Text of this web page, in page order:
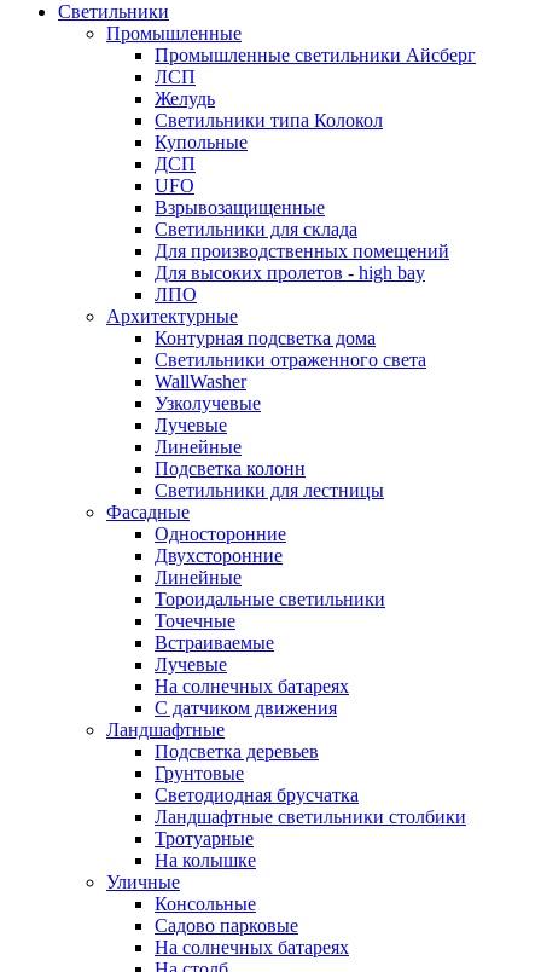
Светильники
Промышленные
Промышленные светильники Айсберг
ЛСП
Желудь
Светильники типа Колокол
Купольные
ДСП
UFO
Взрывозащищенные
Светильники для склада
Для производственных помещений
Для высоких пролетов - high bay
ЛПО
Архитектурные
Контурная подсветка дома
Светильники отраженного света
WallWasher
Узколучевые
Лучевые
Линейные
Подсветка колонн
Светильники для лестницы
Фасадные
Односторонние
Двухсторонние
Линейные
Тороидальные светильники
Точечные
Встраиваемые
Лучевые
На солнечных батареях
С датчиком движения
Ландшафтные
Подсветка деревьев
Грунтовые
Светодиодная брусчатка
Ландшафтные светильники столбики
Тротуарные
На колышке
Уличные
Консольные
Садово парковые
На солнечных батареях